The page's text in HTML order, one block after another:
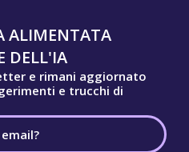
ALIMENTATA
DELL'IA
e rimani aggiornato
e trucchi di